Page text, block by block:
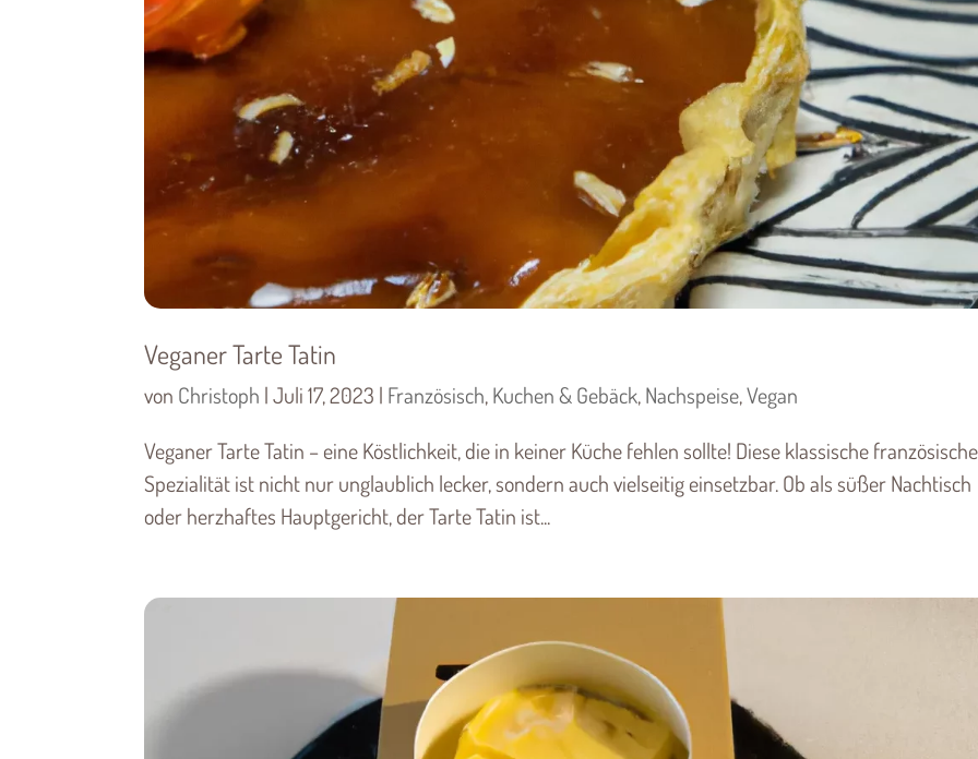
Veganer Tarte Tatin
von Christoph |Juli 17, 2023 | Französisch,Kuchen & Gebäck,Nachspeise,Vegan
Veganer Tarte Tatin – eine Köstlichkeit, die in keiner Küche fehlen sollte! Diese klassische französische
Spezialität ist nicht nur unglaublich lecker, sondern auch vielseitig einsetzbar. Ob als süßer Nachtisch
oder herzhaftes Hauptgericht, der Tarte Tatin ist...